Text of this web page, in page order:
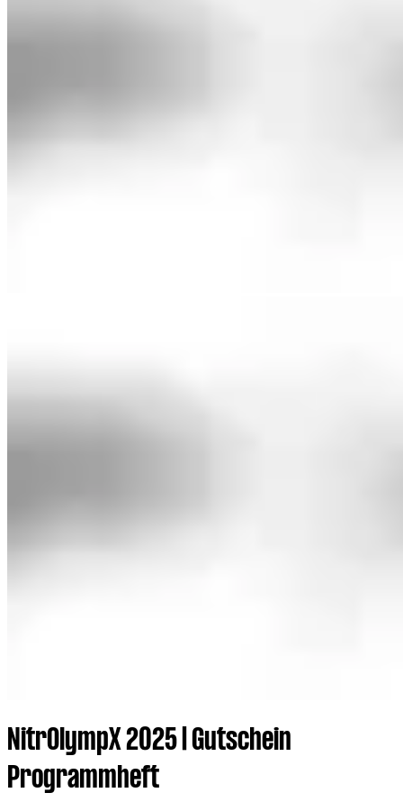
NitrOlympX 2025 | Gutschein
Programmheft